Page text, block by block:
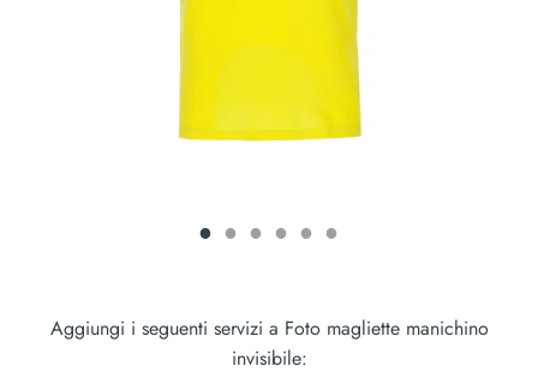
Aggiungi i seguenti servizi a Foto magliette manichino
invisibile: